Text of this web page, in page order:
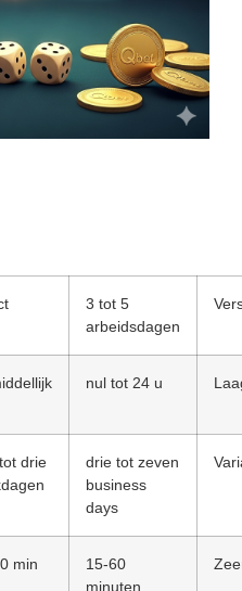
3 tot 5
arbeidsdagen
nul tot 24 u
drie
drie tot zeven
business
days
min
15-60
minuten